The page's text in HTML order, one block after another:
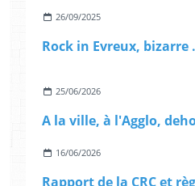
26/09/2025
25/06/2026
16/06/2026